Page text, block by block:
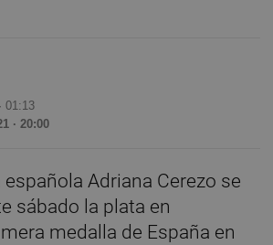
01:13
· 20:00
española Adriana Cerezo se
sábado la plata en
medalla de España en